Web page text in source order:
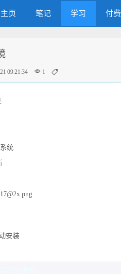
主页 笔记 学习 付
09:21:34  1 
统
安装